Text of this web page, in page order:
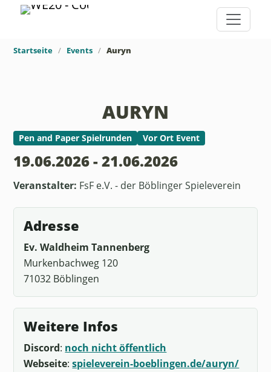
Startseite Events Auryn
AURYN
Pen and Paper Spielrunden Vor Ort Event
19.06.2026 - 21.06.2026
Veranstalter: FsF e.V. - der Böblinger Spieleverein
Adresse
Ev. Waldheim Tannenberg
Murkenbachweg 120
71032 Böblingen
Weitere Infos
Discord: noch nicht öffentlich
Webseite:spieleverein-boeblingen.de/auryn/